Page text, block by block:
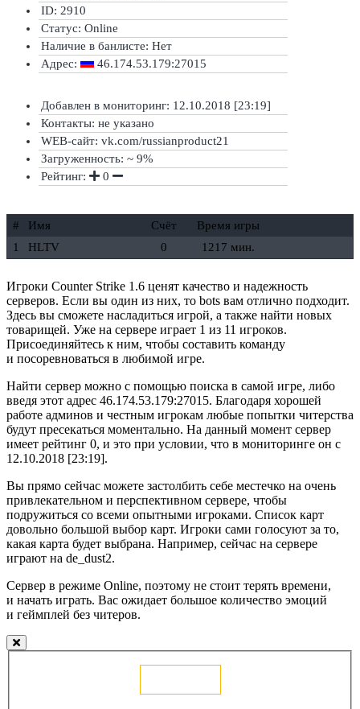
ID: 2910
Статус: Online
Наличие в банлисте: Нет
Адрес:
46.174.53.179:27015
Добавлен в мониторинг: 12.10.2018 [23:19]
Контакты: не указано
WEB-сайт: vk.com/russianproduct21
Загруженность: ~ 9%
Рейтинг:
0
# Имя Счёт
Время игры
1
HLTV 0 1217 мин.
Игроки Counter Strike 1.6 ценят качество и надежность
серверов. Если вы один из них, то bots вам отлично подходит.
Здесь вы сможете насладиться игрой, а также найти новых
товарищей. Уже на сервере играет 1 из 11 игроков.
Присоединяйтесь к ним, чтобы составить команду
и посоревноваться в любимой игре.
Найти сервер можно с помощью поиска в самой игре, либо
введя этот адрес 46.174.53.179:27015. Благодаря хорошей
работе админов и честным игрокам любые попытки читерства
будут пресекаться моментально. На данный момент сервер
имеет рейтинг 0, и это при условии, что в мониторинге он с
12.10.2018 [23:19].
Вы прямо сейчас можете застолбить себе местечко на очень
привлекательном и перспективном сервере, чтобы
подружиться со всеми опытными игроками. Список карт
довольно большой выбор карт. Игроки сами голосуют за то,
какая карта будет выбрана. Например, сейчас на сервере
играют на de_dust2.
Сервер в режиме Online, поэтому не стоит терять времени,
и начать играть. Вас ожидает большое количество эмоций
и геймплей без читеров.